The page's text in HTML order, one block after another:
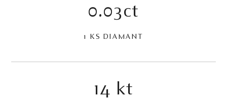
0.03ct
1 KS DIAMANT
14 kt